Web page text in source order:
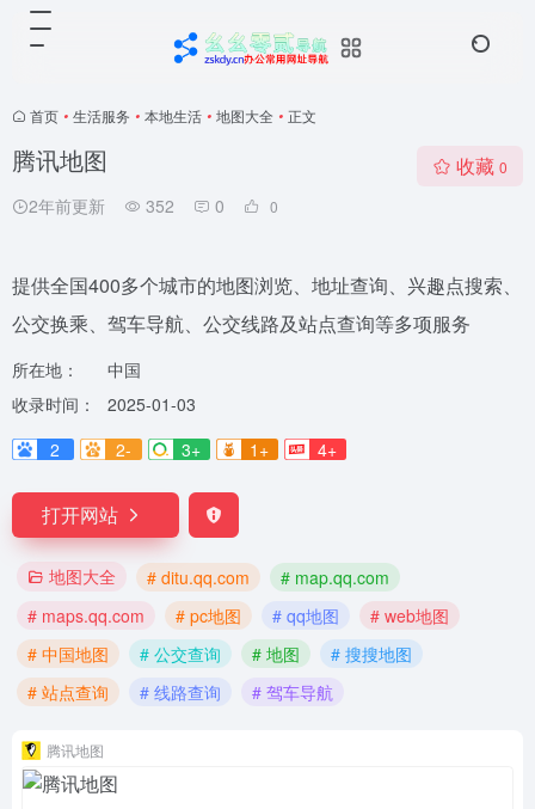
首页 • 生活服务 • 本地生活 • 地图大全 • 正文
腾讯地图
2年前更新 352 0 0
收藏 0
提供全国400多个城市的地图浏览、地址查询、兴趣点搜索、
公交换乘、驾车导航、公交线路及站点查询等多项服务
所在地：
中国
收录时间：
2025-01-03
2
2- 3+ 1+ 4+
打开网站
地图大全 # ditu.qq.com
# map.qq.com
# maps.qq.com
# pc地图 # qq地图
# web地图
# 中国地图
# 公交查询 # 地图
# 搜搜地图
# 站点查询
# 线路查询 # 驾车导航
腾讯地图